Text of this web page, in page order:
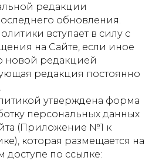
редакции
обновления.
вступает в силу с
на Сайте, если иное
новой редакцией
редакция постоянно
утверждена форма
персональных данных
(Приложение №1 к
которая размещается на
доступе по ссылке: